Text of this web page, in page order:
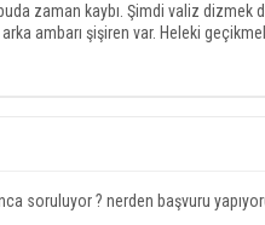
zaman kaybı. Şimdi valiz dizmek
ambarı şişiren var. Heleki
soruluyor ? nerden başvuru